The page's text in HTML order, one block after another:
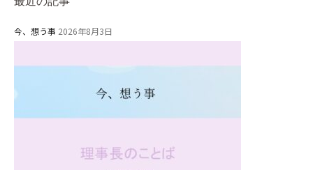
今、想う事 2026年8月3日